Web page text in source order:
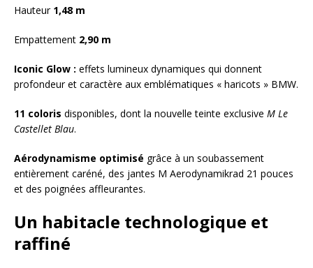
Hauteur 1,48 m
Empattement 2,90 m
Iconic Glow : effets lumineux dynamiques qui donnent
profondeur et caractère aux emblématiques « haricots » BMW.
11 coloris disponibles, dont la nouvelle teinte exclusive M Le
Castellet Blau.
Aérodynamisme optimisé grâce à un soubassement
entièrement caréné, des jantes M Aerodynamikrad 21 pouces
et des poignées affleurantes.
Un habitacle technologique et
raffiné